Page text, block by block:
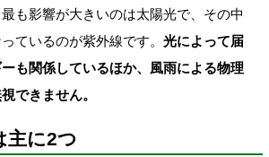
も影響が大きいのは太陽光で、その中
ているのが紫外線です。 光によって届
も関係しているほか、風雨による物理
できません。
主に2つ